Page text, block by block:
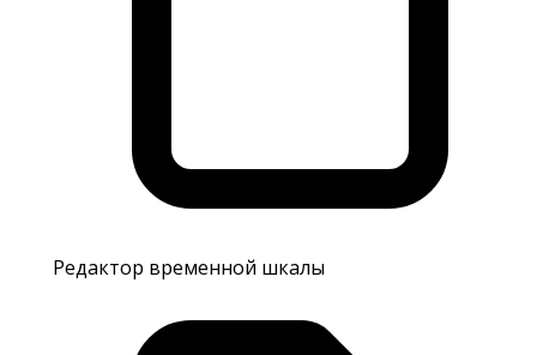
Редактор временной шкалы